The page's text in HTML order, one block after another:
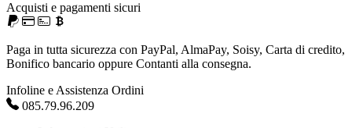
Acquisti e pagamenti sicuri
Paga in tutta sicurezza con PayPal, AlmaPay, Soisy, Carta di credito,
Bonifico bancario oppure Contanti alla consegna.
Infoline e Assistenza Ordini
085.79.96.209